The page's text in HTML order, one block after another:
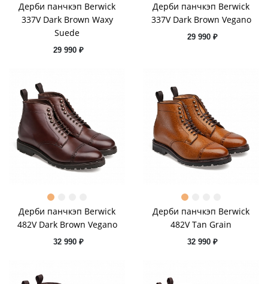
Дерби панчкэп Berwick
337V Dark Brown Waxy
Suede
29 990 ₽
Дерби панчкэп Berwick
337V Dark Brown Vegano
29 990 ₽
Дерби панчкэп Berwick
482V Dark Brown Vegano
32 990 ₽
Дерби панчкэп Berwick
482V Tan Grain
32 990 ₽